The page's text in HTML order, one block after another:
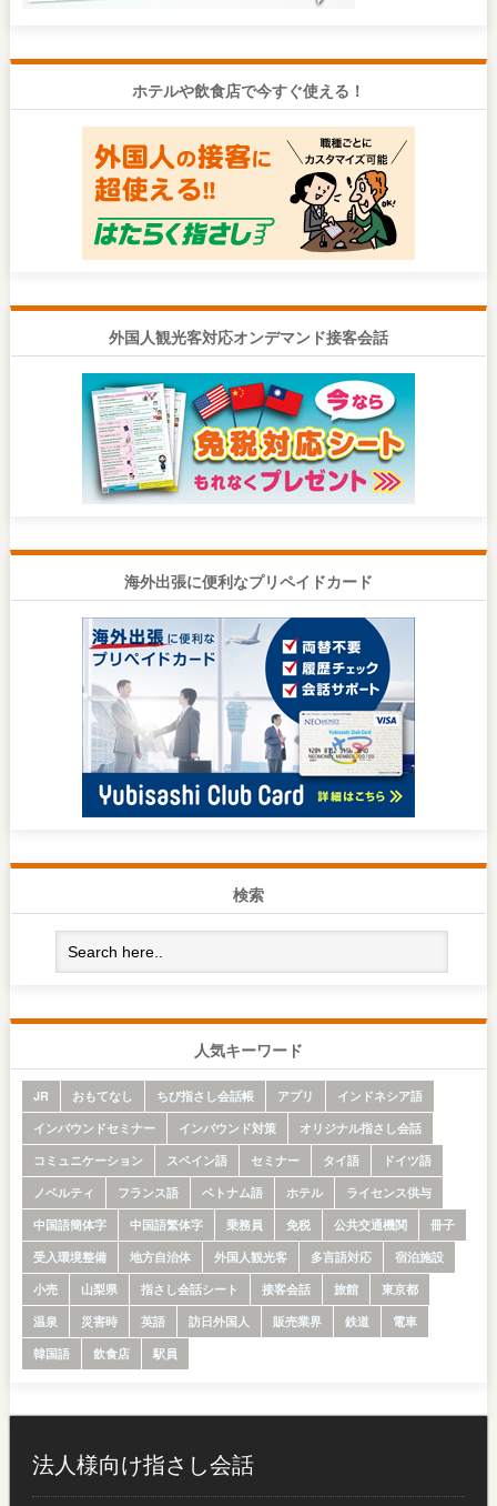
ホテルや飲食店で今すぐ使える！
外国人観光客対応オンデマンド接客会話
海外出張に便利なプリペイドカード
検索
人気キーワード
JR おもてなし ちび指さし会話帳 アプリ
インドネシア語
インバウンドセミナー
インバウンド対策
オリジナル指さし会話
コミュニケーション
スペイン語 セミナー タイ語
ドイツ語
ノベルティ
フランス語 ベトナム語 ホテル
ライセンス供与
中国語簡体字
中国語繁体字 乗務員 免税 公共交通機関
冊子
受入環境整備
地方自治体 外国人観光客 多言語対応
宿泊施設
小売
山梨県 指さし会話シート 接客会話 旅館
東京都
温泉
災害時 英語 訪日外国人 販売業界 鉄道
電車
韓国語
飲食店 駅員
法人様向け指さし会話